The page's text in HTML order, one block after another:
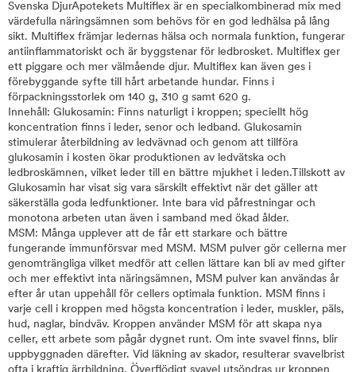
Svenska DjurApotekets Multiflex är en specialkombinerad mix med
värdefulla näringsämnen som behövs för en god ledhälsa på lång
sikt. Multiflex främjar ledernas hälsa och normala funktion, fungerar
antiinflammatoriskt och är byggstenar för ledbrosket. Multiflex ger
ett piggare och mer välmående djur. Multiflex kan även ges i
förebyggande syfte till hårt arbetande hundar. Finns i
förpackningsstorlek om 140 g, 310 g samt 620 g.
Innehåll: Glukosamin: Finns naturligt i kroppen; speciellt hög
koncentration finns i leder, senor och ledband. Glukosamin
stimulerar återbildning av ledvävnad och genom att tillföra
glukosamin i kosten ökar produktionen av ledvätska och
ledbroskämnen, vilket leder till en bättre mjukhet i leden.Tillskott av
Glukosamin har visat sig vara särskilt effektivt när det gäller att
säkerställa goda ledfunktioner. Inte bara vid påfrestningar och
monotona arbeten utan även i samband med ökad ålder.
MSM: Många upplever att de får ett starkare och bättre
fungerande immunförsvar med MSM. MSM pulver gör cellerna mer
genomträngliga vilket medför att cellen lättare kan bli av med gifter
och mer effektivt inta näringsämnen, MSM pulver kan användas år
efter år utan uppehåll för cellers optimala funktion. MSM finns i
varje cell i kroppen med högsta koncentration i leder, muskler, päls,
hud, naglar, bindväv. Kroppen använder MSM för att skapa nya
celler, ett arbete som pågår dygnet runt. Om inte svavel finns, blir
uppbyggnaden därefter. Vid läkning av skador, resulterar svavelbrist